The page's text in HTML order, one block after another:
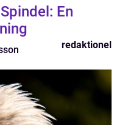
En
redaktionel